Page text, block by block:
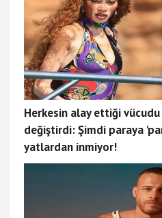
Herkesin alay ettiği vücudu
değiştirdi: Şimdi paraya
yatlardan inmiyor!